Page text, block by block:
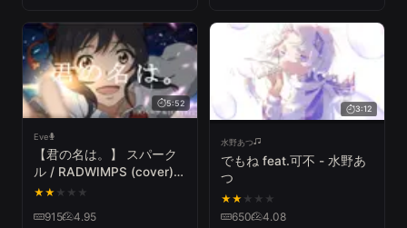
5:52
Eve
【君の名は。】 スパーク
ル / RADWIMPS (cover) -
Eve
★★ ★ ★ ★
915 4.95
3:12
水野あつ
でもね feat.可不 - 水野あ
つ
★★ ★ ★ ★
650 4.08